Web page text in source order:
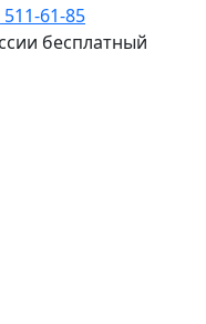
61-85
бесплатный